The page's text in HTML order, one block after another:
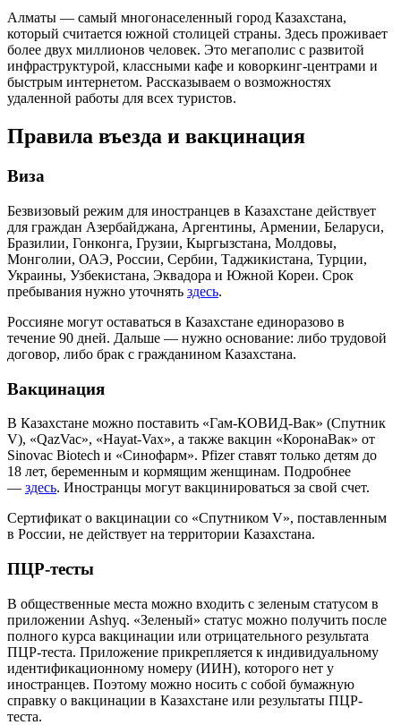
Алматы — самый многонаселенный город Казахстана,
который считается южной столицей страны. Здесь проживает
более двух миллионов человек. Это мегаполис с развитой
инфраструктурой, классными кафе и коворкинг-центрами и
быстрым интернетом. Рассказываем о возможностях
удаленной работы для всех туристов.
Правила въезда и вакцинация
Виза
Безвизовый режим для иностранцев в Казахстане действует
для граждан Азербайджана, Аргентины, Армении, Беларуси,
Бразилии, Гонконга, Грузии, Кыргызстана, Молдовы,
Монголии, ОАЭ, России, Сербии, Таджикистана, Турции,
Украины, Узбекистана, Эквадора и Южной Кореи. Срок
пребывания нужно уточнять здесь.
Россияне могут оставаться в Казахстане единоразово в
течение 90 дней. Дальше — нужно основание: либо трудовой
договор, либо брак с гражданином Казахстана.
Вакцинация
В Казахстане можно поставить «Гам-КОВИД-Вак» (Спутник
V), «QazVac», «Hayat-Vax», а также вакцин «КоронаВак» от
Sinovac Biotech и «Синофарм». Pfizer ставят только детям до
18 лет, беременным и кормящим женщинам. Подробнее
— здесь. Иностранцы могут вакцинироваться за свой счет.
Сертификат о вакцинации со «Спутником V», поставленным
в России, не действует на территории Казахстана.
ПЦР-тесты
В общественные места можно входить с зеленым статусом в
приложении Ashyq. «Зеленый» статус можно получить после
полного курса вакцинации или отрицательного результата
ПЦР-теста. Приложение прикрепляется к индивидуальному
идентификационному номеру (ИИН), которого нет у
иностранцев. Поэтому можно носить с собой бумажную
справку о вакцинации в Казахстане или результаты ПЦР-
теста.